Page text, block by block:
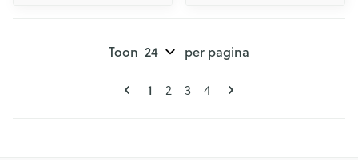
Pagina's
U lees momenteel pagina
1 Pagina
2 Pagina
3 Pagina
4
Toon per pagina